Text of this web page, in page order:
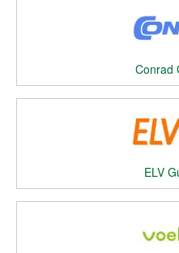
Conrad
ELV